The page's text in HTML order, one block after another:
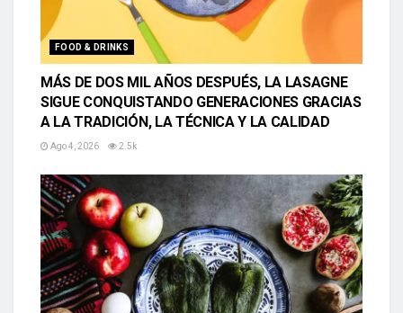
FOOD & DRINKS
MÁS DE DOS MIL AÑOS DESPUÉS, LA LASAGNE
SIGUE CONQUISTANDO GENERACIONES GRACIAS
A LA TRADICIÓN, LA TÉCNICA Y LA CALIDAD
Ago 4, 2026 2.5k